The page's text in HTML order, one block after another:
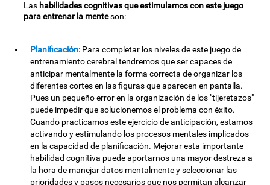
Las habilidades cognitivas que estimulamos con este juego
para entrenar la menteson:
Planificación: Para completar los niveles de este juego de
entrenamiento cerebral tendremos que ser capaces de
anticipar mentalmente la forma correcta de organizar los
diferentes cortes en las figuras que aparecen en pantalla.
Pues un pequeño error en la organización de los "tijeretazos"
puede impedir que solucionemos el problema con éxito.
Cuando practicamos este ejercicio de anticipación, estamos
activando y estimulando los procesos mentales implicados
en la capacidad de planificación. Mejorar esta importante
habilidad cognitiva puede aportarnos una mayor destreza a
la hora de manejar datos mentalmente y seleccionar las
prioridades y pasos necesarios que nos permitan alcanzar